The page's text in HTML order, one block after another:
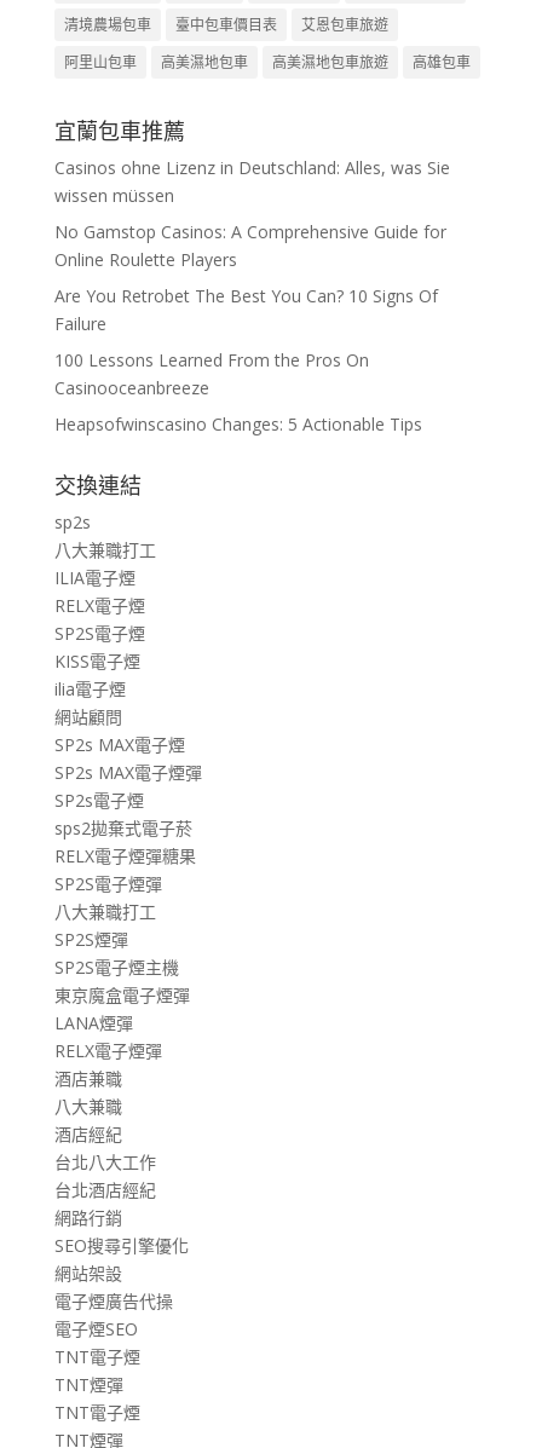
清境農場包車
臺中包車價目表
艾恩包車旅遊
阿里山包車
高美濕地包車 高美濕地包車旅遊 高雄包車
宜蘭包車推薦
Casinos ohne Lizenz in Deutschland: Alles, was Sie
wissen müssen
No Gamstop Casinos: A Comprehensive Guide for
Online Roulette Players
Are You Retrobet The Best You Can? 10 Signs Of
Failure
100 Lessons Learned From the Pros On
Casinooceanbreeze
Heapsofwinscasino Changes: 5 Actionable Tips
交換連結
sp2s
八大兼職打工
ILIA電子煙
RELX電子煙
SP2S電子煙
KISS電子煙
ilia電子煙
網站顧問
SP2s MAX電子煙
SP2s MAX電子煙彈
SP2s電子煙
sps2拋棄式電子菸
RELX電子煙彈糖果
SP2S電子煙彈
八大兼職打工
SP2S煙彈
SP2S電子煙主機
東京魔盒電子煙彈
LANA煙彈
RELX電子煙彈
酒店兼職
八大兼職
酒店經紀
台北八大工作
台北酒店經紀
網路行銷
SEO搜尋引擎優化
網站架設
電子煙廣告代操
電子煙SEO
TNT電子煙
TNT煙彈
TNT電子煙
TNT煙彈